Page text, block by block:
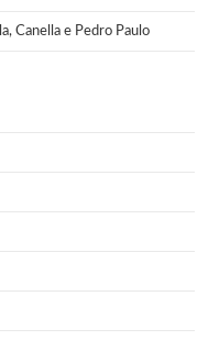
Canella e Pedro Paulo